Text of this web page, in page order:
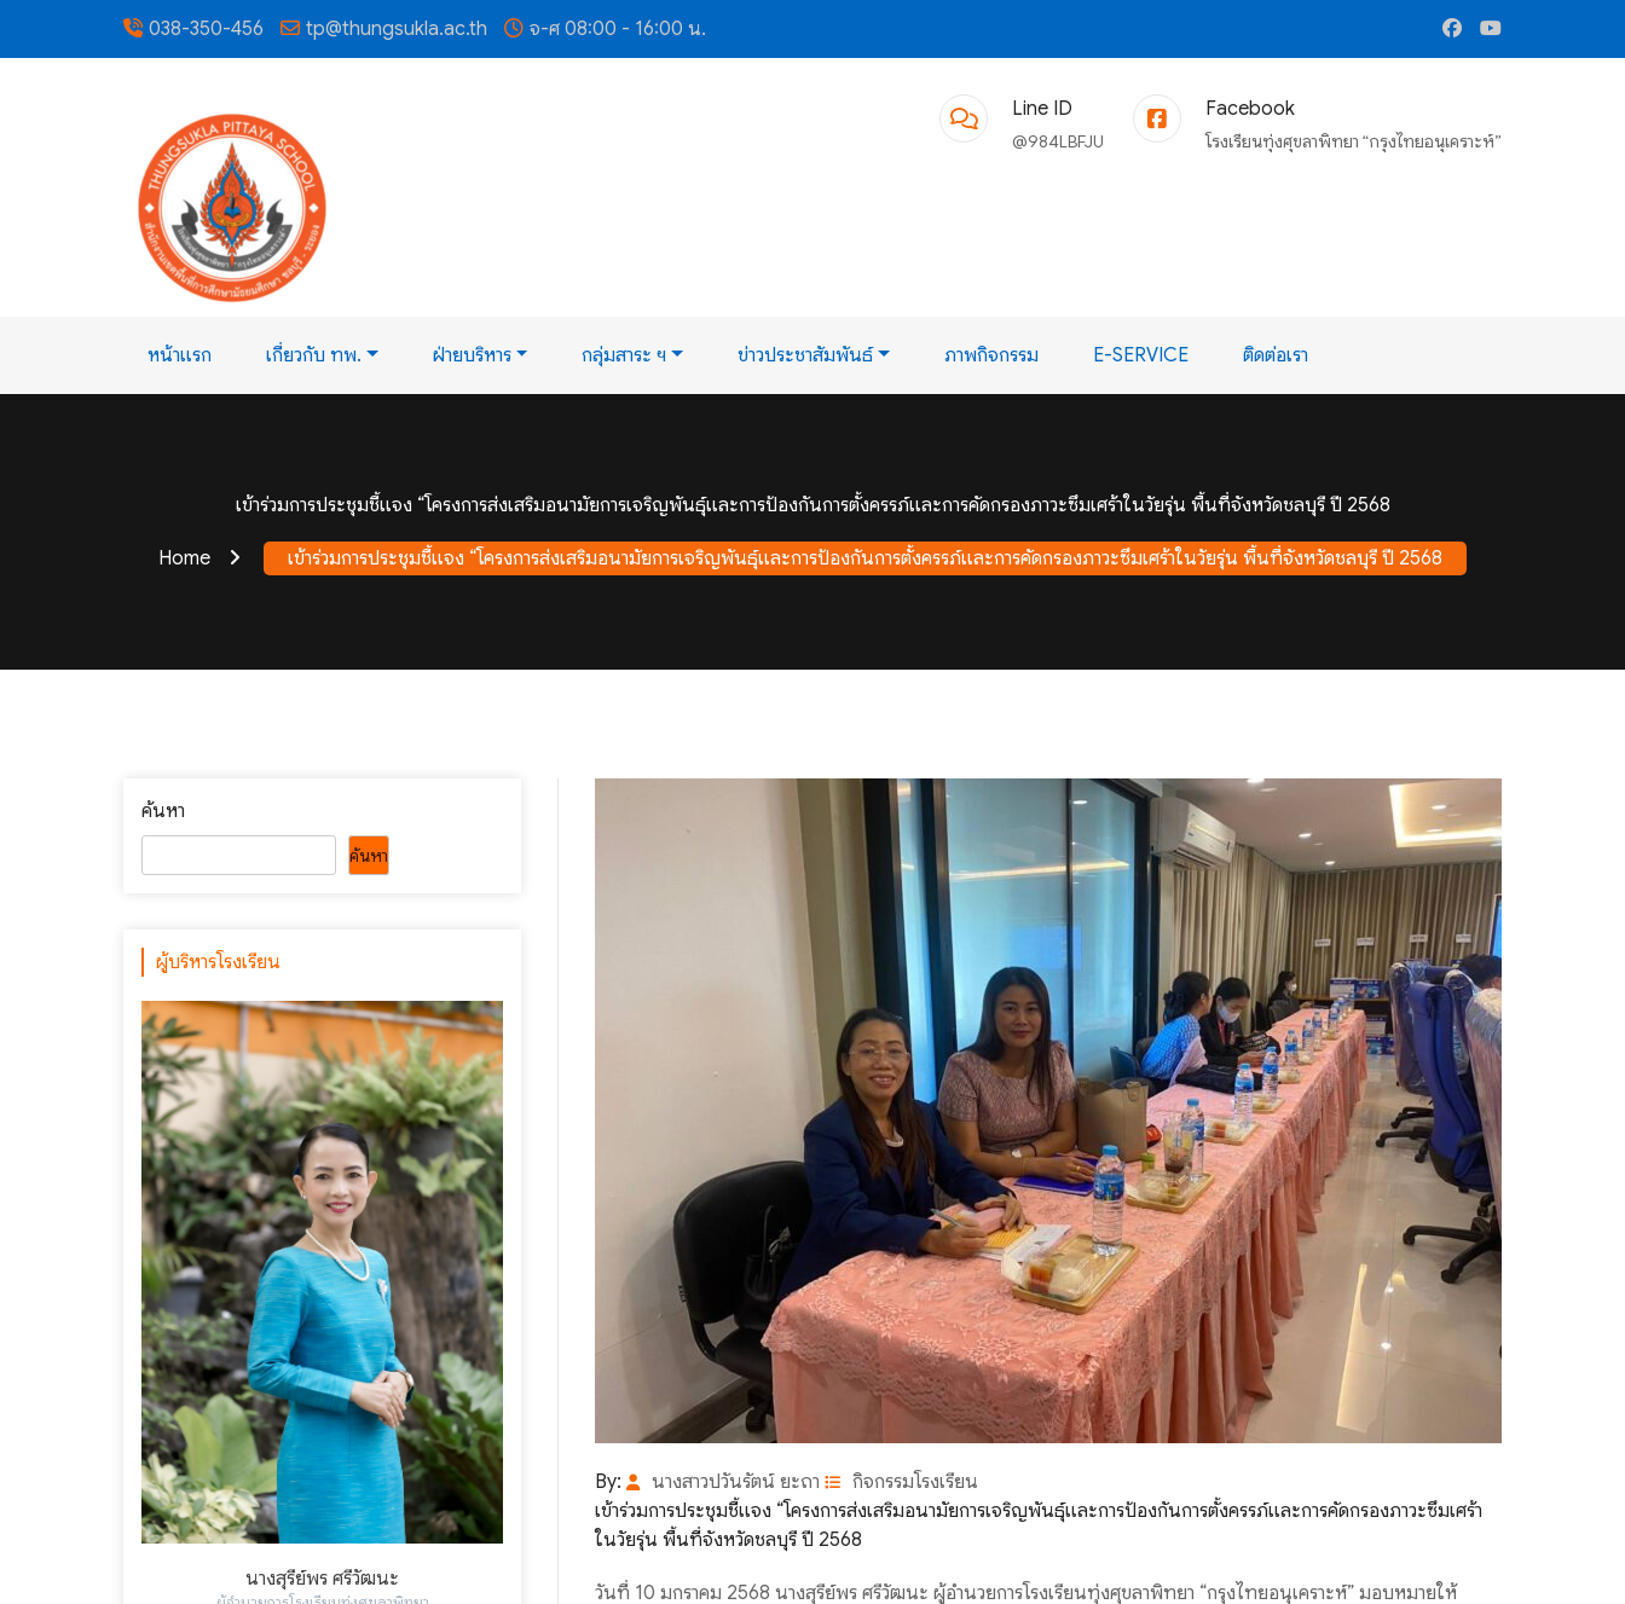
038-350-456 tp@thungsukla.ac.th จ-ศ 08:00 - 16:00 น.
Line ID
@984LBFJU
Facebook
โรงเรียนทุ่งศุขลาพิทยา “กรุงไทยอนุเคราะห์”
หน้าแรก เกี่ยวกับ ทพ. ฝ่ายบริหาร กลุ่มสาระ ฯ ข่าวประชาสัมพันธ์ ภาพกิจกรรม E-SERVICE ติดต่อเรา
เข้าร่วมการประชุมชี้แจง “โครงการส่งเสริมอนามัยการเจริญพันธุ์และการป้องกันการตั้งครรภ์และการคัดกรองภาวะซึมเศร้าในวัยรุ่น พื้นที่จังหวัดชลบุรี ปี 2568
Home เข้าร่วมการประชุมชี้แจง “โครงการส่งเสริมอนามัยการเจริญพันธุ์และการป้องกันการตั้งครรภ์และการคัดกรองภาวะซึมเศร้าในวัยรุ่น พื้นที่จังหวัดชลบุรี ปี 2568
ค้นหา
ค้นหา
ผู้บริหารโรงเรียน
นางสุรีย์พร ศรีวัฒนะ
By: นางสาวปวันรัตน์ ยะถา
กิจกรรมโรงเรียน
เข้าร่วมการประชุมชี้แจง “โครงการส่งเสริมอนามัยการเจริญพันธุ์และการป้องกันการตั้งครรภ์และการคัดกรองภาวะซึมเศร้า
ในวัยรุ่น พื้นที่จังหวัดชลบุรี ปี 2568
วันที่ 10 มกราคม 2568 นางสุรีย์พร ศรีวัฒนะ ผู้อำนวยการโรงเรียนทุ่งศุขลาพิทยา “กรุงไทยอนุเคราะห์” มอบหมายให้